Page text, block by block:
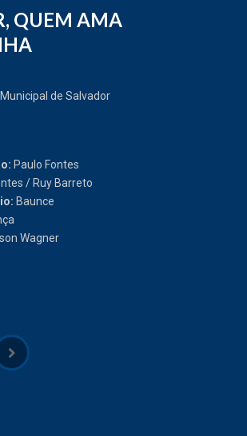
QUEM AMA
de Salvador
Paulo Fontes
/ Ruy Barreto
Baunce
Wagner